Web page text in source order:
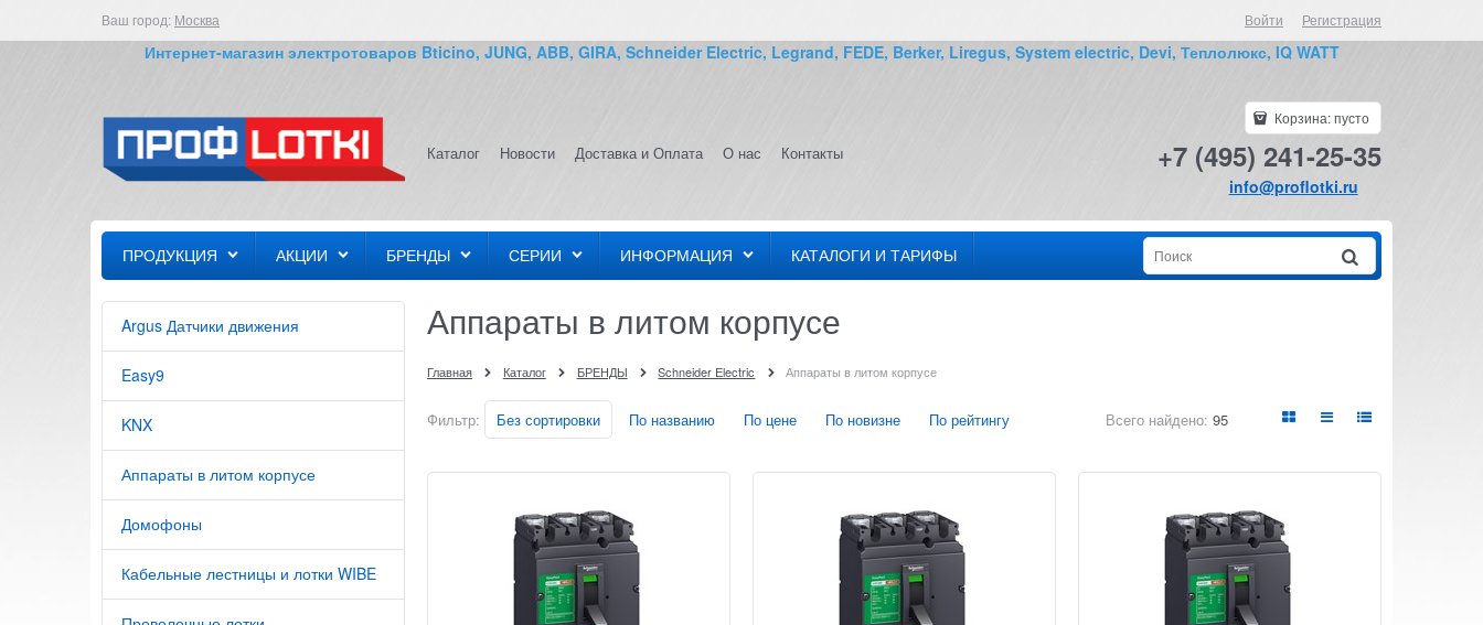
Ваш город: Москва Войти Регистрация
Интернет-магазин электротоваров Bticino, JUNG, ABB, GIRA, Schneider Electric, Legrand, FEDE, Berker, Liregus, System electric, Devi, Теплолюкс, IQ WATT
Каталог Новости Доставка и Оплата О нас Контакты
Корзина:пусто
+7 (495) 241-25-35
info@proflotki.ru
ПРОДУКЦИЯ АКЦИИ БРЕНДЫ СЕРИИ ИНФОРМАЦИЯ КАТАЛОГИ И ТАРИФЫ
Argus Датчики движения
Easy9
KNX
Аппараты в литом корпусе
Домофоны
Кабельные лестницы и лотки WIBE
Аппараты в литом корпусе
Главная Каталог БРЕНДЫ Schneider Electric Аппараты в литом корпусе
Фильтр: Без сортировки По названию По цене По новизне По рейтингу Всего найдено: 95